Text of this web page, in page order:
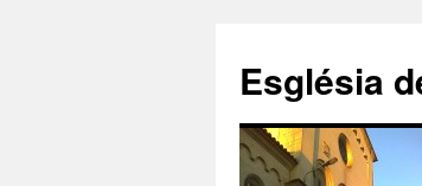
contenido
Església